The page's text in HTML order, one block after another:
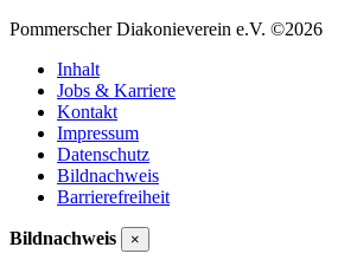
Pommerscher Diakonieverein e.V. ©2026
Inhalt
Jobs & Karriere
Kontakt
Impressum
Datenschutz
Bildnachweis
Barrierefreiheit
Bildnachweis ×